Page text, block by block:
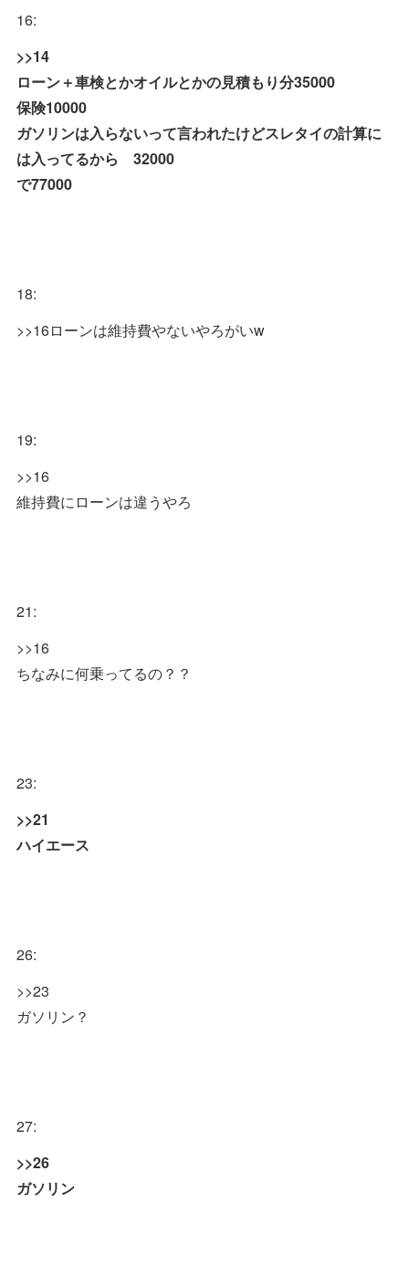
16:
>>14
ローン＋車検とかオイルとかの見積もり分35000
保険10000
ガソリンは入らないって言われたけどスレタイの計算に
は入ってるから 32000
で77000
18:
>>16ローンは維持費やないやろがいw
19:
>>16
維持費にローンは違うやろ
21:
>>16
ちなみに何乗ってるの？？
23:
>>21
ハイエース
26:
>>23
ガソリン？
27:
>>26
ガソリン